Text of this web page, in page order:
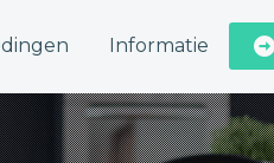
Informatie